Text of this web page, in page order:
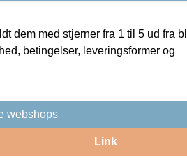
dem med stjerner fra 1 til 5 ud fra
betingelser, leveringsformer og
webshops
Link